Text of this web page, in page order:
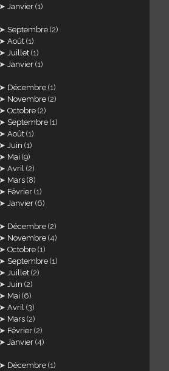
Janvier (1)
Septembre (2)
Août (1)
Juillet (1)
Janvier (1)
Décembre (1)
Novembre (2)
Octobre (2)
Septembre (1)
Août (1)
Juin (1)
Mai (9)
Avril (2)
Mars (8)
Février (1)
Janvier (6)
Décembre (2)
Novembre (4)
Octobre (1)
Septembre (1)
Juillet (2)
Juin (2)
Mai (6)
Avril (3)
Mars (2)
Février (2)
Janvier (4)
Décembre (1)